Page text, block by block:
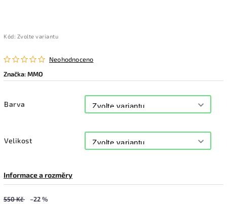
Kód: Zvolte variantu
Neohodnoceno
Značka:MMO
Barva
Velikost
Informace a rozměry
550 Kč –22 %